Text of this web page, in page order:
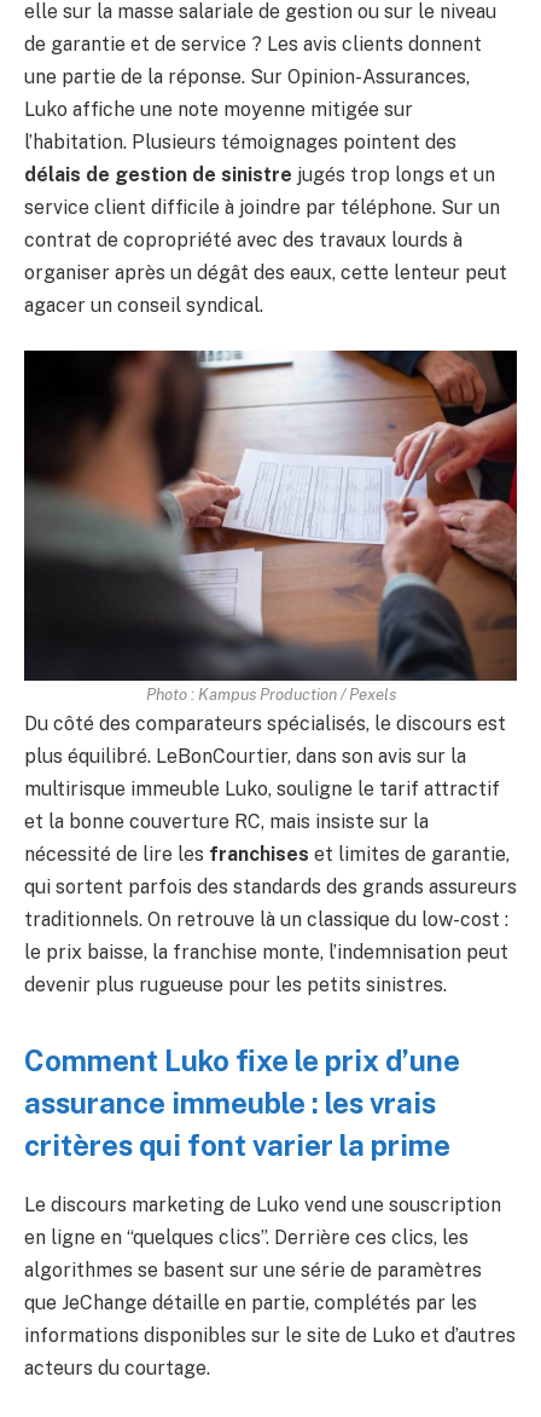
elle sur la masse salariale de gestion ou sur le niveau
de garantie et de service ? Les avis clients donnent
une partie de la réponse. Sur Opinion-Assurances,
Luko affiche une note moyenne mitigée sur
l’habitation. Plusieurs témoignages pointent des
délais de gestion de sinistre jugés trop longs et un
service client difficile à joindre par téléphone. Sur un
contrat de copropriété avec des travaux lourds à
organiser après un dégât des eaux, cette lenteur peut
agacer un conseil syndical.
Photo : Kampus Production / Pexels
Du côté des comparateurs spécialisés, le discours est
plus équilibré. LeBonCourtier, dans son avis sur la
multirisque immeuble Luko, souligne le tarif attractif
et la bonne couverture RC, mais insiste sur la
nécessité de lire les franchises et limites de garantie,
qui sortent parfois des standards des grands assureurs
traditionnels. On retrouve là un classique du low-cost :
le prix baisse, la franchise monte, l’indemnisation peut
devenir plus rugueuse pour les petits sinistres.
Comment Luko fixe le prix d’une
assurance immeuble : les vrais
critères qui font varier la prime
Le discours marketing de Luko vend une souscription
en ligne en “quelques clics”. Derrière ces clics, les
algorithmes se basent sur une série de paramètres
que JeChange détaille en partie, complétés par les
informations disponibles sur le site de Luko et d’autres
acteurs du courtage.